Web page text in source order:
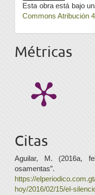
Esta obra está bajo
Commons Atribución
Métricas
Citas
Aguilar, M. (2016a,
https://
hoy/2016/02/15/el-